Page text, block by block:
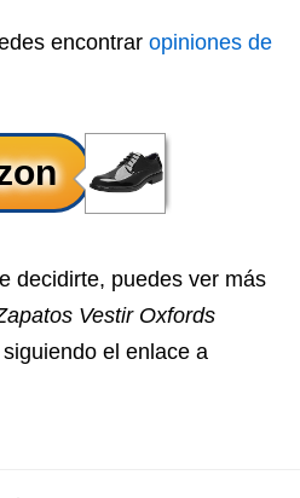
encontrar opiniones de
decidirte, puedes ver más
Vestir Oxfords
el enlace a